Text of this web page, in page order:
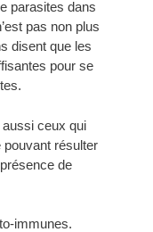
parasites dans
pas non plus
disent que les
pour se
ceux qui
résulter
de
immunes.